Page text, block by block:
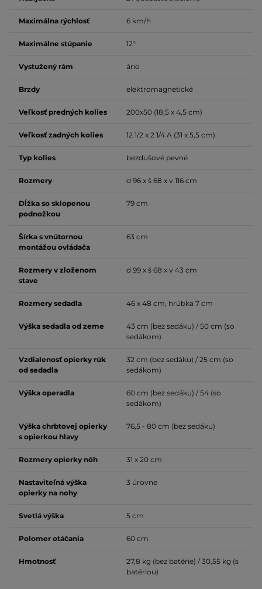
Maximálna rýchlosť 6 km/h
Maximálne stúpanie 12°
Vystužený rám áno
Brzdy elektromagnetické
Veľkosť predných kolies 200x50 (18,5 x 4,5 cm)
Veľkosť zadných kolies 12 1/2 x 2 1/4 A (31 x 5,5 cm)
Typ kolies bezdušové pevné
Rozmery d 96 x š 68 x v 116 cm
Dĺžka so sklopenou
podnožkou
79 cm
Šírka s vnútornou
montážou ovládača
63 cm
Rozmery v zloženom
stave
d 99 x š 68 x v 43 cm
Rozmery sedadla 46 x 48 cm, hrúbka 7 cm
Výška sedadla od zeme
43 cm (bez sedáku) / 50 cm (so
sedákom)
Vzdialenosť opierky rúk
od sedadla
32 cm (bez sedáku) / 25 cm (so
sedákom)
Výška operadla
60 cm (bez sedáku) / 54 (so
sedákom)
Výška chrbtovej opierky
s opierkou hlavy
76,5 - 80 cm (bez sedáku)
Rozmery opierky nôh 31 x 20 cm
Nastaviteľná výška
opierky na nohy
3 úrovne
Svetlá výška 5 cm
Polomer otáčania 60 cm
Hmotnosť
27,8 kg (bez batérie) / 30,55 kg (s
batériou)